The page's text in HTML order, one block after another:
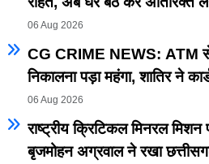
ऑनलाइन बुकिंग, हवाई यात्रा जैसी
में भी शुरू
06 Aug 2026
CG CRIME NEWS: ATM
निकालना पड़ा महंगा, शातिर ने
उड़ाए ₹40 हजार, आरोपी की
06 Aug 2026
राष्ट्रीय क्रिटिकल मिनरल
बृजमोहन अग्रवाल ने रखा